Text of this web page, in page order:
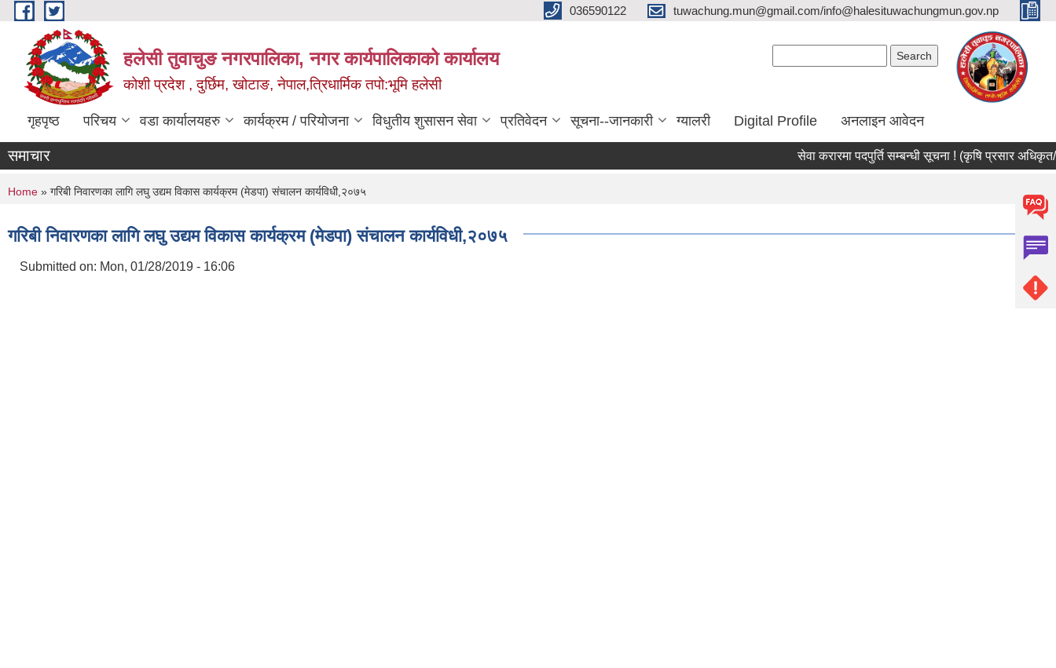
Skip to main content 036590122 tuwachung.mun@gmail.com/info@halesituwachungmun.gov.np
हलेसी तुवाचुङ नगरपालिका, नगर कार्यपालिकाको कार्यालय
कोशी प्रदेश , दुर्छिम, खोटाङ, नेपाल,त्रिधार्मिक तपो:भूमि हलेसी
गृहपृष्ठ परिचय वडा कार्यालयहरु कार्यक्रम / परियोजना विधुतीय शुसासन सेवा प्रतिवेदन सूचना--जानकारी ग्यालरी Digital Profile अनलाइन आवेदन
समाचार सेवा करारमा पदपुर्ति सम्बन्धी सूचना ! (कृषि प्रसार अधिकृत/
You are here
Home » गरिबी निवारणका लागि लघु उद्यम विकास कार्यक्रम (मेडपा) संचालन कार्यविधी,२०७५
गरिबी निवारणका लागि लघु उद्यम विकास कार्यक्रम (मेडपा) संचालन कार्यविधी,२०७५
Submitted on: Mon, 01/28/2019 - 16:06